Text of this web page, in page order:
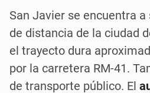
San Javier se encuentra
de distancia de la ciudad
el trayecto dura
por la carretera RM-41.
de transporte público. El